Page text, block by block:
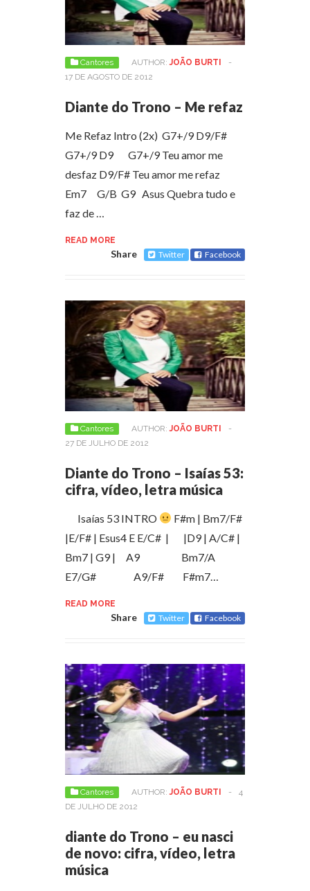
Cantores AUTHOR: JOÃO BURTI
-
17 DE AGOSTO DE 2012
Diante do Trono – Me refaz
Me Refaz Intro (2x) G7+/9 D9/F#
G7+/9 D9 G7+/9 Teu amor me
desfaz D9/F# Teu amor me refaz
Em7 G/B G9 Asus Quebra tudo e
faz de …
READ MORE
Share Twitter Facebook
Cantores AUTHOR: JOÃO BURTI
-
27 DE JULHO DE 2012
Diante do Trono – Isaías 53:
cifra, vídeo, letra música
Isaías 53 INTRO
F#m | Bm7/F#
|E/F# | Esus4 E E/C# | |D9 | A/C# |
Bm7 | G9 | A9 Bm7/A
E7/G# A9/F# F#m7…
READ MORE
Share Twitter Facebook
Cantores AUTHOR: JOÃO BURTI -
4
DE JULHO DE 2012
diante do Trono – eu nasci
de novo: cifra, vídeo, letra
música